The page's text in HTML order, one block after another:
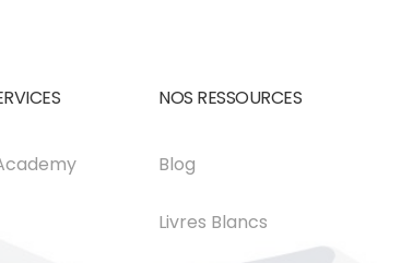
NOS RESSOURCES
Blog
Livres Blancs